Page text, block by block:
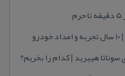
هیبرید | كدام را بخریم؟